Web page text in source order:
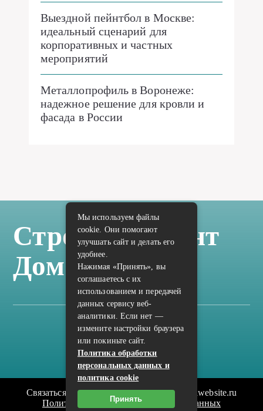
Выездной пейнтбол в Москве:
идеальный сценарий для
корпоративных и частных
мероприятий
Металлопрофиль в Воронеже:
надежное решение для кровли и
фасада в России
Стройка Ремонт
Дом Отделка
Карта сайта
Политика конфиденциальности
Связаться с редакцией сайта: vilic.ru@mailwebsite.ru
Политика обработки персональных данных
Мы используем файлы
cookie. Они помогают
улучшать сайт и делать его
удобнее.
Нажимая «Принять», вы
соглашаетесь с их
использованием и передачей
данных сервису веб-
аналитики. Если нет —
измените настройки браузера
или покиньте сайт.
Политика обработки
персональных данных и
политика cookie
Принять